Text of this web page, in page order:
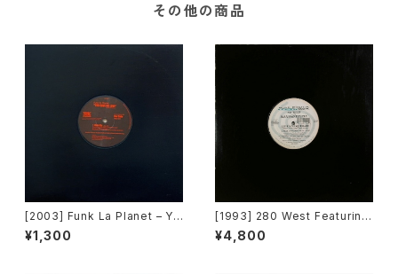
その他の商品
[2003] Funk La Planet – Yo
u Gave Me Love (Funk La
Planet 007)[Funk La Plane
¥1,300
[1993] 280 West Featuring
Diamond Temple – Love's
Masquerade [Kaleidiasco
¥4,800